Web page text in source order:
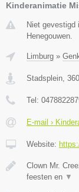
Kinderanimatie
Niet gevestigd
Henegouwen.
Limburg »
Stadsplein,
Tel:
E-mail ›
Website:
Clown Mr.
feesten en ▼